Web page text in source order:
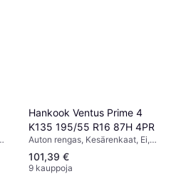
Hankook Ventus Prime 4
K135 195/55 R16 87H 4PR
Auton rengas, Kesärenkaat, Ei,
Profiili 55 %, Nopeusindeksi H (210
km/h)
101,39 €
9 kauppoja